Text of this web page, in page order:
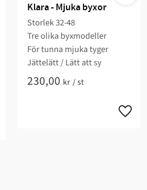
Klara - Mjuka byxor
Storlek 32-48
Tre olika byxmodeller​​​
För tunna mjuka tyger​​
Jättelätt / Lätt att sy​​​
230,00 kr /st